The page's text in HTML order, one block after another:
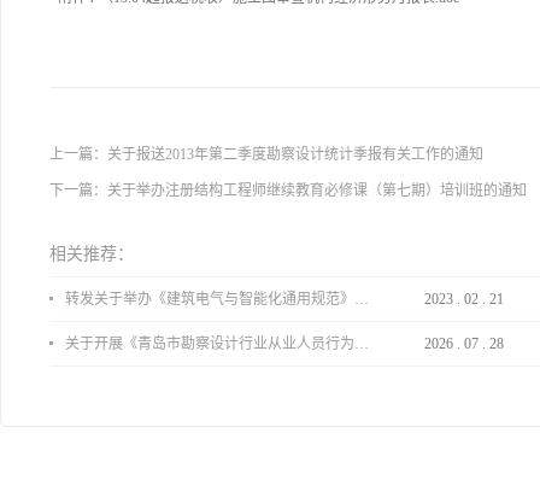
上一篇： 关于报送2013年第二季度勘察设计统计季报有关工作的通知
下一篇： 关于举办注册结构工程师继续教育必修课（第七期）培训班的通知
相关推荐：
转发关于举办《建筑电气与智能化通用规范》 GB55024-2022公益宣贯的通知 2023 . 02 . 21
关于开展《青岛市勘察设计行业从业人员行为导则》、《青岛市住宅工程设计审查品质提升指引（2026版）》宣贯活动的通知 2026 . 07 . 28